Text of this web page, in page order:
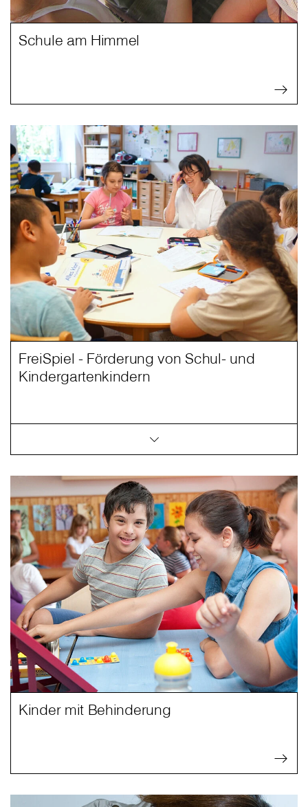
Schule am Himmel
FreiSpiel - Förderung von Schul- und
Kindergartenkindern
Kinder mit Behinderung